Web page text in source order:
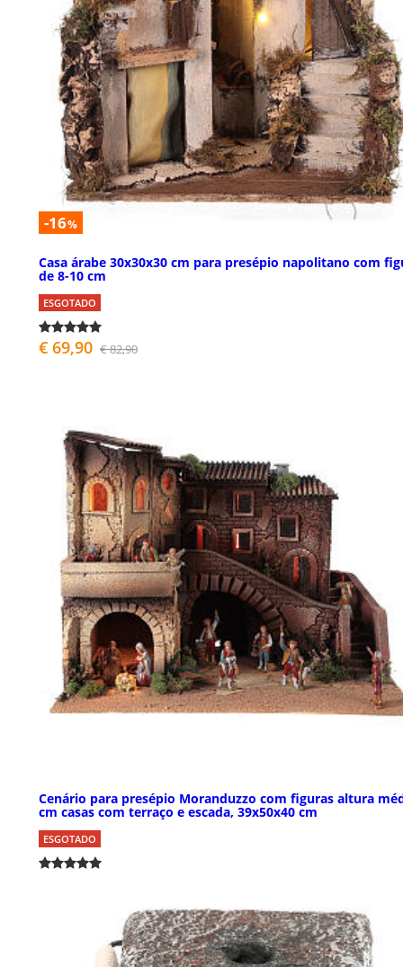
-16%
Casa árabe 30x30x30 cm para presépio napolitano com
de 8-10 cm
ESGOTADO
€ 69,90 € 82,90
Cenário para presépio Moranduzzo com figuras altura
cm casas com terraço e escada, 39x50x40 cm
ESGOTADO